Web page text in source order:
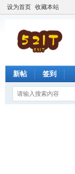
设为首页 收藏本站
新帖 签到